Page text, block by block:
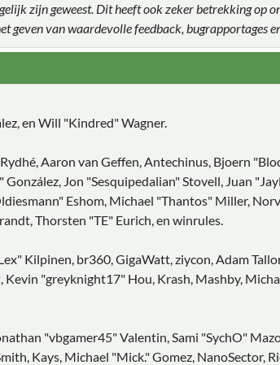
zijn geweest. Dit heeft ook zeker betrekking op
geven van waardevolle feedback, bugrapportages
en Will "Kindred" Wagner.
Aaron van Geffen, Antechinus, Bjoern
Jon "Sesquipedalian" Stovell, Juan
Eshom, Michael "Thantos" Miller,
Thorsten "TE" Eurich, en winrules.
Kilpinen, br360, GigaWatt, ziycon, Adam
"greyknight17" Hou, Krash, Mashby,
"vbgamer45" Valentin, Sami "SychO"
Kays, Michael "Mick." Gomez, NanoSector,